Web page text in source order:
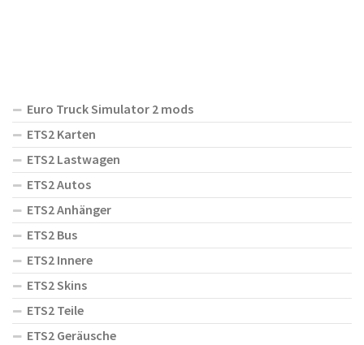
Euro Truck Simulator 2 mods
ETS2 Karten
ETS2 Lastwagen
ETS2 Autos
ETS2 Anhänger
ETS2 Bus
ETS2 Innere
ETS2 Skins
ETS2 Teile
ETS2 Geräusche